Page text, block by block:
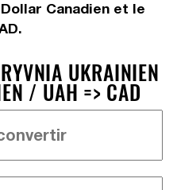
Canadien et le
UKRAINIEN
/ UAH => CAD